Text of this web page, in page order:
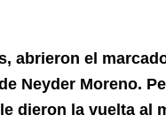
abrieron el
Neyder Moreno.
dieron la vuelta al